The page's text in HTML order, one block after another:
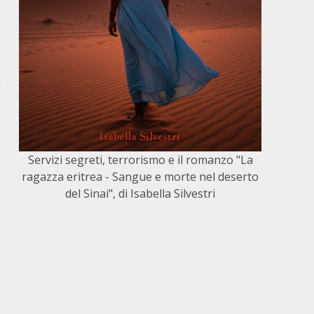
Servizi segreti, terrorismo e il romanzo "La
ragazza eritrea - Sangue e morte nel deserto
del Sinai", di Isabella Silvestri